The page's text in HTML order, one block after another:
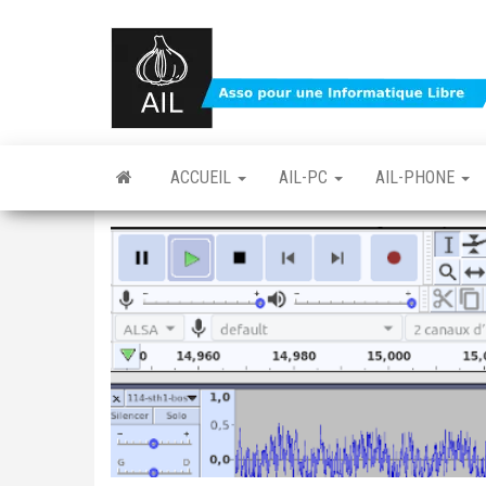
ACCUEIL AIL-PC AIL-PHONE